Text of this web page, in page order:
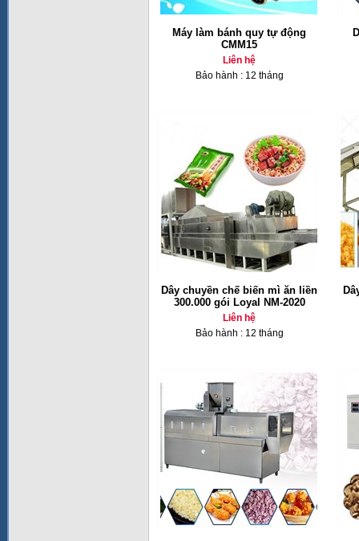
Máy làm bánh quy tự động
CMM15
Liên hệ
Bảo hành : 12 tháng
Dây chuyền chế biến mì ăn liền
300.000 gói Loyal NM-2020
Liên hệ
Bảo hành : 12 tháng